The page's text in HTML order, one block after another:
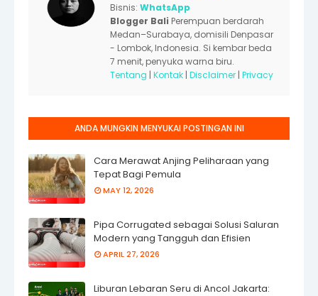
Bisnis: WhatsApp
Blogger Bali Perempuan berdarah
Medan–Surabaya, domisili Denpasar
- Lombok, Indonesia. Si kembar beda
7 menit, penyuka warna biru.
Tentang | Kontak | Disclaimer | Privacy
ANDA MUNGKIN MENYUKAI POSTINGAN INI
Cara Merawat Anjing Peliharaan yang
Tepat Bagi Pemula
MAY 12, 2026
Pipa Corrugated sebagai Solusi Saluran
Modern yang Tangguh dan Efisien
APRIL 27, 2026
Liburan Lebaran Seru di Ancol Jakarta: